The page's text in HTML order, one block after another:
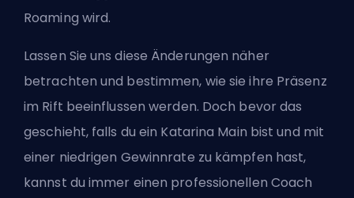
Roaming wird.
Lassen Sie uns diese Änderungen näher
betrachten und bestimmen, wie sie ihre Präsenz
im Rift beeinflussen werden. Doch bevor das
geschieht, falls du ein Katarina Main bist und mit
einer niedrigen Gewinnrate zu kämpfen hast,
kannst du immer einen professionellen Coach